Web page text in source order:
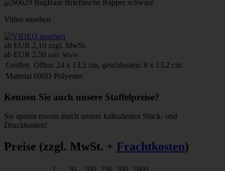
Video ansehen
ab EUR 2,10 zzgl. MwSt.
ab EUR 2,50 inkl. MwSt.
Größen Offen: 24 x 13,2 cm, geschlossen: 8 x 13,2 cm
Material 600D Polyester
Kennen Sie auch unsere Staffelpreise?
Sie sparen enorm durch unsere kalkulierten Stück- und
Druckkosten!
Preise (zzgl. MwSt. + Frachtkosten)